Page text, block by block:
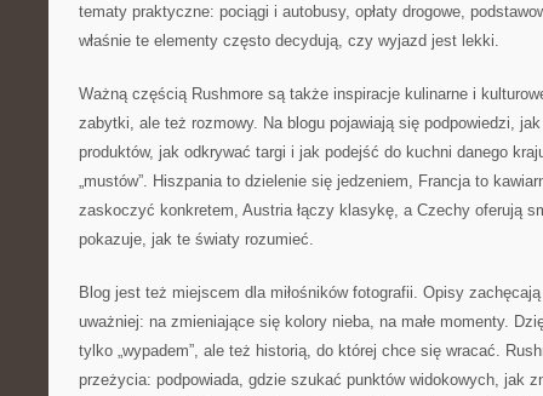
tematy praktyczne: pociągi i autobusy, opłaty drogowe,
właśnie te elementy często decydują, czy wyjazd jest lekki.
Ważną częścią Rushmore są także inspiracje kulinarne i
zabytki, ale też rozmowy. Na blogu pojawiają się podpowiedzi,
produktów, jak odkrywać targi i jak podejść do kuchni danego
„mustów”. Hiszpania to dzielenie się jedzeniem, Francja to
zaskoczyć konkretem, Austria łączy klasykę, a Czechy oferują
pokazuje, jak te światy rozumieć.
Blog jest też miejscem dla miłośników fotografii. Opisy
uważniej: na zmieniające się kolory nieba, na małe momenty.
tylko „wypadem”, ale też historią, do której chce się wracać.
przeżycia: podpowiada, gdzie szukać punktów widokowych, jak